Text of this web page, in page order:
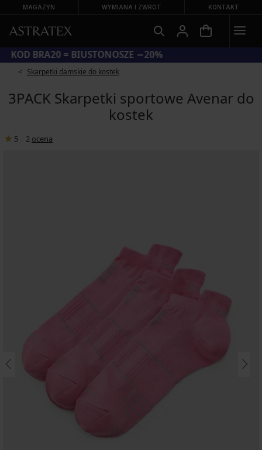
MAGAZYN WYMIANA I ZWROT KONTAKT
KOD BRA20 = BIUSTONOSZE −20%
Skarpetki damskie do kostek
3PACK Skarpetki sportowe Avenar do
kostek
5 2 ocena